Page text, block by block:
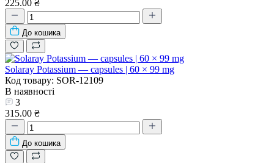
225.00 ₴
До кошика
Solaray Potassium — capsules | 60 × 99 mg
Код товару: SOR-12109
В наявності
3
315.00 ₴
До кошика